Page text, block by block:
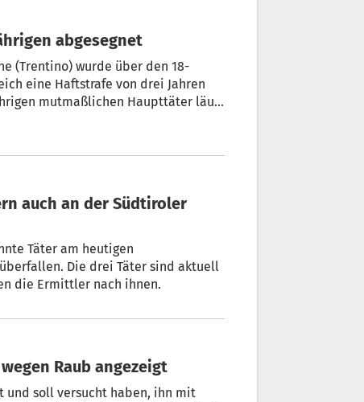
Jährigen abgesegnet
(Trentino) wurde über den 18-
eine Haftstrafe von drei Jahren
mutmaßlichen Haupttäter läuft
auch an der Südtiroler
Täter am heutigen
Die drei Täter sind aktuell
die Ermittler nach ihnen.
Raub angezeigt
und soll versucht haben, ihn mit